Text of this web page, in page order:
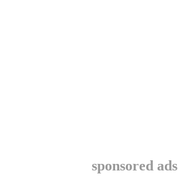
sponsored ads